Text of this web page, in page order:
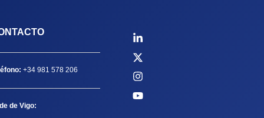
+34 981 578 206
de Vigo: